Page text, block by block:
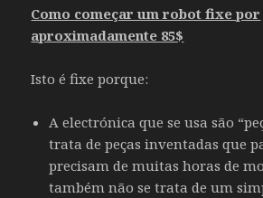
Como começar um robot fixe por
aproximadamente 85$
Isto é fixe porque:
A electrónica que se usa são
trata de peças inventadas que
precisam de muitas horas de
também não se trata de um